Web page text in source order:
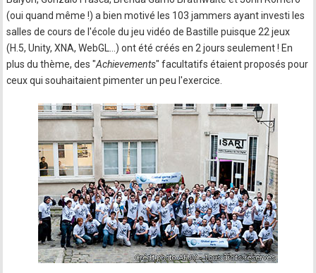
(oui quand même !) a bien motivé les 103 jammers ayant investi les
salles de cours de l'école du jeu vidéo de Bastille puisque 22 jeux
(H.5, Unity, XNA, WebGL…) ont été créés en 2 jours seulement ! En
plus du thème, des "Achievements" facultatifs étaient proposés pour
ceux qui souhaitaient pimenter un peu l'exercice.